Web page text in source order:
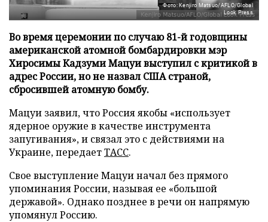
Фото: Kenjiro Matsuo/AFLO/Global
Look Press
Во время церемонии по случаю 81-й годовщины
американской атомной бомбардировки мэр
Хиросимы Кадзуми Мацуи выступил с критикой в
адрес России, но не назвал США страной,
сбросившей атомную бомбу.
Мацуи заявил, что Россия якобы «использует
ядерное оружие в качестве инструмента
запугивания», и связал это с действиями на
Украине, передаетТАСС.
Свое выступление Мацуи начал без прямого
упоминания России, называя ее «большой
державой». Однако позднее в речи он напрямую
упомянул Россию.